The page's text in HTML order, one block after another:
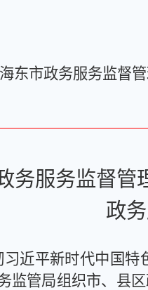
海东市政务
务服务监督管
政
近平新时代中国特
监管局组织市、县区